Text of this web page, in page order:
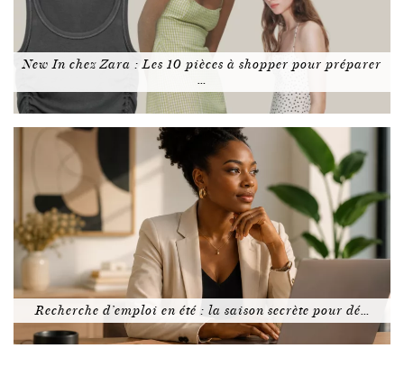
New In chez Zara : Les 10 pièces à shopper pour préparer
…
Recherche d’emploi en été : la saison secrète pour dé…